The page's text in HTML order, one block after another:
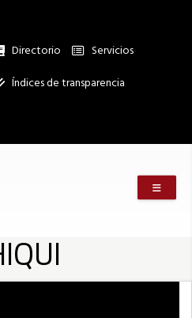
Directorio
Institucional
Servicios
Índices de transparencia